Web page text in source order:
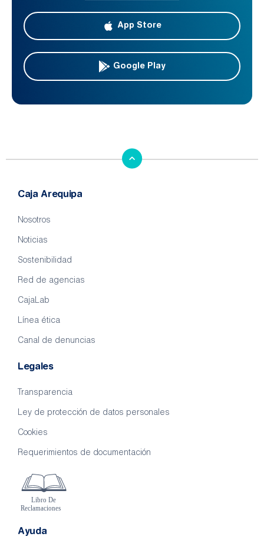
App Store
Google Play
Caja Arequipa
Nosotros
Noticias
Sostenibilidad
Red de agencias
CajaLab
Línea ética
Canal de denuncias
Legales
Transparencia
Ley de protección de datos personales
Cookies
Requerimientos de documentación
Ayuda